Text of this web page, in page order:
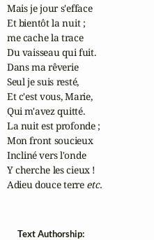
Mais je jour s'efface
Et bientôt la nuit ;
me cache la trace
Du vaisseau qui fuit.
Dans ma rêverie
Seul je suis resté,
Et c'est vous, Marie,
Qui m'avez quitté.
La nuit est profonde ;
Mon front soucieux
Incliné vers l'onde
Y cherche les cieux !
Adieu douce terre etc.
Text Authorship: